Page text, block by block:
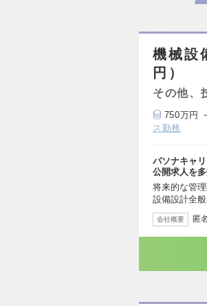
機械設
円）
その他、
750万円
ス勤務
パソナキャ
公開求人を
将来的な管
設備設計全
会社概要 匿